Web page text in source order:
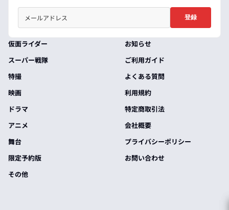
登録
仮面ライダー
スーパー戦隊
特撮
映画
ドラマ
アニメ
舞台
限定予約版
その他
お知らせ
ご利用ガイド
よくある質問
利用規約
特定商取引法
会社概要
プライバシーポリシー
お問い合わせ